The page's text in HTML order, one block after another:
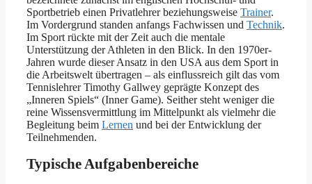
Sportbetrieb einen Privatlehrer beziehungsweise Trainer.
Im Vordergrund standen anfangs Fachwissen und Technik.
Im Sport rückte mit der Zeit auch die mentale
Unterstützung der Athleten in den Blick. In den 1970er-
Jahren wurde dieser Ansatz in den USA aus dem Sport in
die Arbeitswelt übertragen – als einflussreich gilt das vom
Tennislehrer Timothy Gallwey geprägte Konzept des
„Inneren Spiels“ (Inner Game). Seither steht weniger die
reine Wissensvermittlung im Mittelpunkt als vielmehr die
Begleitung beim Lernen und bei der Entwicklung der
Teilnehmenden.
Typische Aufgabenbereiche